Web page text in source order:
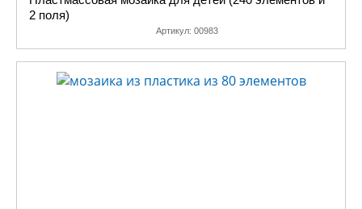
2 поля)
Артикул: 00983